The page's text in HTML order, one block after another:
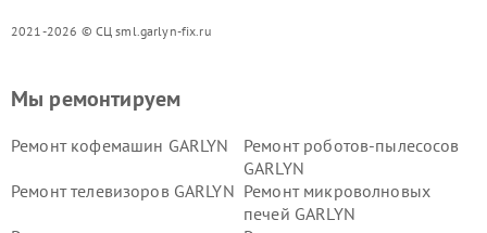
2021-2026 © СЦ sml.garlyn-fix.ru
Мы ремонтируем
Ремонт кофемашин GARLYN
Ремонт роботов-пылесосов
GARLYN
Ремонт телевизоров GARLYN Ремонт микроволновых
печей GARLYN